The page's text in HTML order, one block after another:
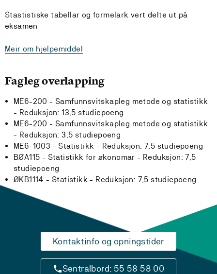
Stastistiske tabellar og formelark vert delte ut på
eksamen
Meir om hjelpemiddel
Fagleg overlapping
ME6-200 - Samfunnsvitskapleg metode og statistikk
- Reduksjon: 13,5 studiepoeng
ME6-200 - Samfunnsvitskapleg metode og statistikk
- Reduksjon: 3,5 studiepoeng
ME6-1003 - Statistikk - Reduksjon: 7,5 studiepoeng
BØA115 - Statistikk for økonomar - Reduksjon: 7,5
studiepoeng
ØKB1114 - Statistikk - Reduksjon: 7,5 studiepoeng
Kontaktinfo og opningstider
Sentralbord: 55 58 58 00